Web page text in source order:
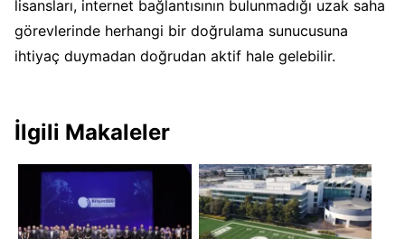
lisansları, internet bağlantısının bulunmadığı uzak saha
görevlerinde herhangi bir doğrulama sunucusuna
ihtiyaç duymadan doğrudan aktif hale gelebilir.
İlgili Makaleler